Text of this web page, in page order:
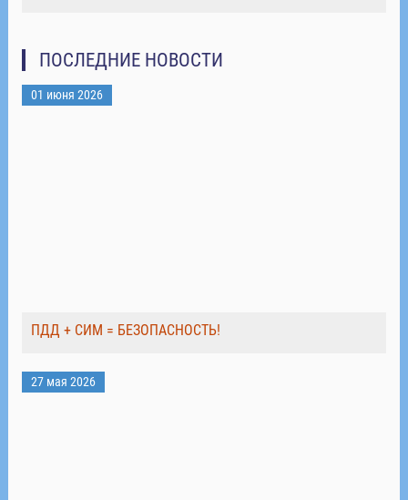
ПОСЛЕДНИЕ НОВОСТИ
01 июня 2026
ПДД + СИМ = БЕЗОПАСНОСТЬ!
27 мая 2026